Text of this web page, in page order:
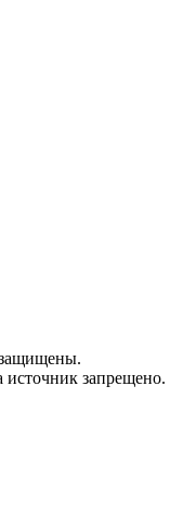
защищены.
источник запрещено.